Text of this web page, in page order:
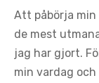
Att påbörja min
de mest
jag har gjort.
min vardag